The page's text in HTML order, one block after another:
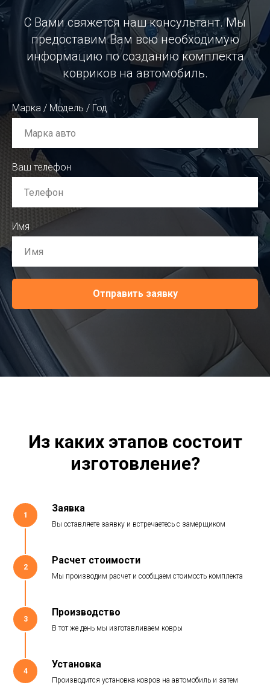
С Вами свяжется наш консультант. Мы
предоставим Вам всю необходимую
информацию по созданию комплекта
ковриков на автомобиль.
Марка / Модель / Год
Ваш телефон
Имя
Отправить заявку
Из каких этапов состоит
изготовление?
1
Заявка
Вы оставляете заявку и встречаетесь с замерщиком
2
Расчет стоимости
Мы производим расчет и сообщаем стоимость комплекта
3
Производство
В тот же день мы изготавливаем ковры
4
Установка
Производится установка ковров на автомобиль и затем